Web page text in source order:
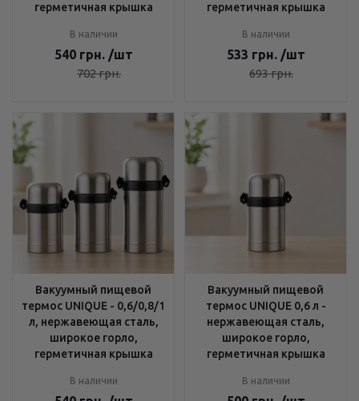
герметичная крышка
В наличии
540 грн. /шт
702грн.
герметичная крышка
В наличии
533 грн. /шт
693грн.
Вакуумный пищевой
термос UNIQUE - 0,6/0,8/1
л, нержавеющая сталь,
широкое горло,
герметичная крышка
В наличии
Вакуумный пищевой
термос UNIQUE 0,6 л -
нержавеющая сталь,
широкое горло,
герметичная крышка
В наличии